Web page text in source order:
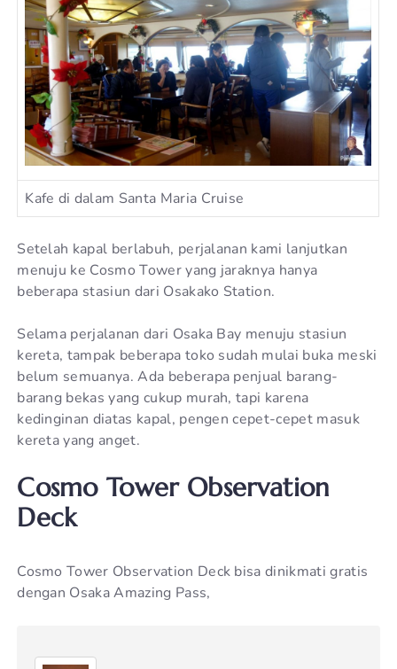
Kafe di dalam Santa Maria Cruise
Setelah kapal berlabuh, perjalanan kami lanjutkan
menuju ke Cosmo Tower yang jaraknya hanya
beberapa stasiun dari Osakako Station.
Selama perjalanan dari Osaka Bay menuju stasiun
kereta, tampak beberapa toko sudah mulai buka meski
belum semuanya. Ada beberapa penjual barang-
barang bekas yang cukup murah, tapi karena
kedinginan diatas kapal, pengen cepet-cepet masuk
kereta yang anget.
Cosmo Tower Observation
Deck
Cosmo Tower Observation Deck bisa dinikmati gratis
dengan Osaka Amazing Pass,